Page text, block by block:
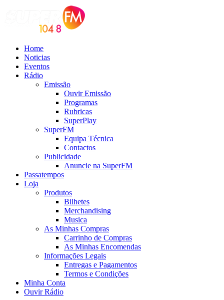
Home
Noticias
Eventos
Rádio
Emissão
Ouvir Emissão
Programas
Rubricas
SuperPlay
SuperFM
Equipa Técnica
Contactos
Publicidade
Anuncie na SuperFM
Passatempos
Loja
Produtos
Bilhetes
Merchandising
Musica
As Minhas Compras
Carrinho de Compras
As Minhas Encomendas
Informações Legais
Entregas e Pagamentos
Termos e Condições
Minha Conta
Ouvir Rádio